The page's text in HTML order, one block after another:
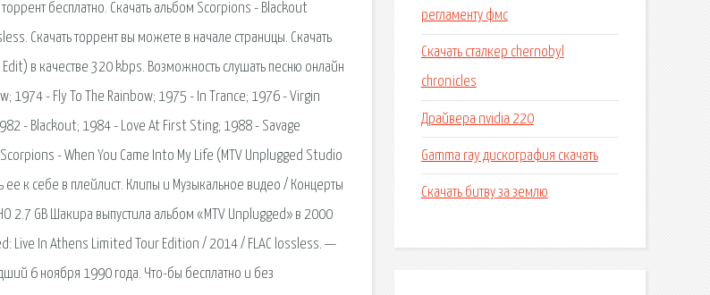
бесплатно. Скачать альбом Scorpions - Blackout
Скачать торрент вы можете в начале страницы. Скачать
в качестве 320 kbps. Возможность слушать песню онлайн
1974 - Fly To The Rainbow; 1975 - In Trance; 1976 - Virgin
- Blackout; 1984 - Love At First Sting; 1988 - Savage
- When You Came Into My Life (MTV Unplugged Studio
к себе в плейлист. Клипы и Музыкальное видео / Концерты
2.7 GB Шакира выпустила альбом «MTV Unplugged» в 2000
Live In Athens Limited Tour Edition / 2014 / FLAC lossless. —
6 ноября 1990 года. Что-бы бесплатно и без
регламенту фмс
Скачать сталкер chernobyl
chronicles
Драйвера nvidia 220
Gamma ray дискография скачать
Скачать битву за землю